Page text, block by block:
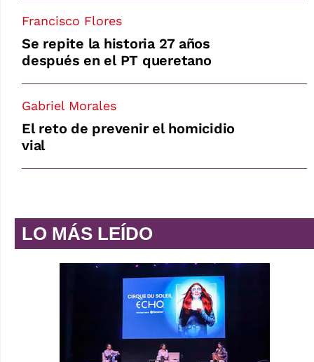
Francisco Flores
Se repite la historia 27 años
después en el PT queretano
Gabriel Morales
El reto de prevenir el homicidio
vial
LO MÁS LEÍDO